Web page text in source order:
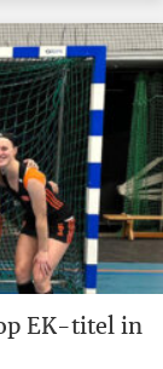
EK-titel in